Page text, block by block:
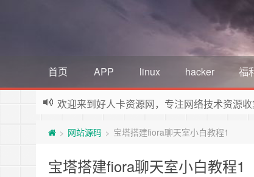
首页 APP linux hacker 福
欢迎来到好人卡资源网，专注网络技术资源
> 网站源码 > 宝塔搭建fiora聊天室小白教程1
宝塔搭建fiora聊天室小白教程1